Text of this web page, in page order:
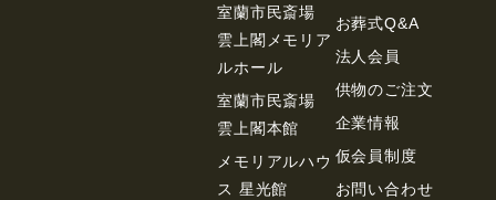
室蘭市民斎場
雲上閣メモリア
ルホール
室蘭市民斎場
雲上閣本館
メモリアルハウ
ス 星光館
お葬式Q&A
法⼈会員
供物のご注⽂
企業情報
仮会員制度
お問い合わせ